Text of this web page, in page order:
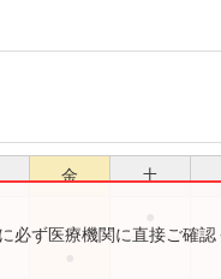
金 土
ず医療機関に直接ご確認